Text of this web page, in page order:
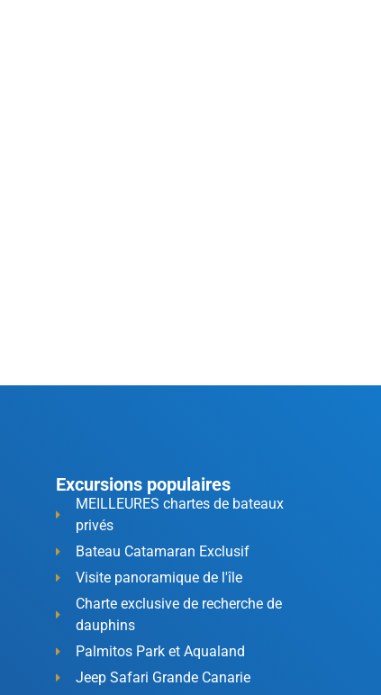
Excursions populaires
MEILLEURES chartes de bateaux
privés
Bateau Catamaran Exclusif
Visite panoramique de l'île
Charte exclusive de recherche de
dauphins
Palmitos Park et Aqualand
Jeep Safari Grande Canarie